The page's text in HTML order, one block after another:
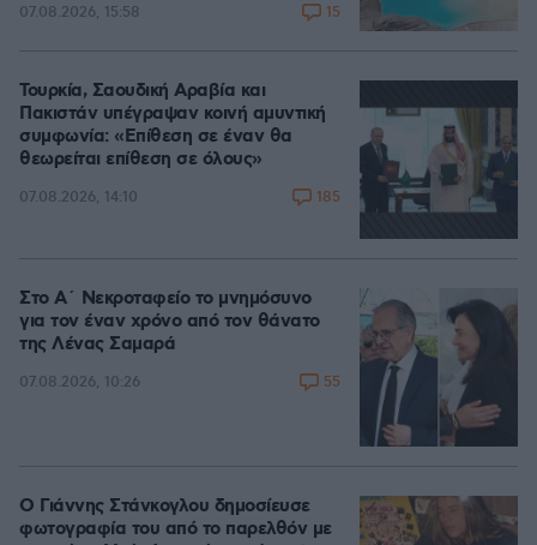
07.08.2026, 15:58 15
Τουρκία, Σαουδική Αραβία και
Πακιστάν υπέγραψαν κοινή αμυντική
συμφωνία: «Επίθεση σε έναν θα
θεωρείται επίθεση σε όλους»
07.08.2026, 14:10 185
Στο Α΄ Νεκροταφείο το μνημόσυνο
για τον έναν χρόνο από τον θάνατο
της Λένας Σαμαρά
07.08.2026, 10:26 55
Ο Γιάννης Στάνκογλου δημοσίευσε
φωτογραφία του από το παρελθόν με